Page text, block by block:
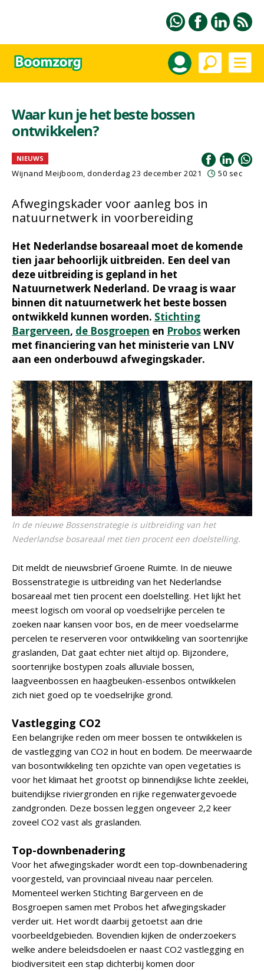
Waar kun je het beste bossen
ontwikkelen?
NIEUWS
Wijnand Meijboom, donderdag 23 december 2021 50 sec
Afwegingskader voor aanleg bos in
natuurnetwerk in voorbereiding
Het Nederlandse bosareaal moet de komende
tien jaar behoorlijk uitbreiden. Een deel van
deze uitbreiding is gepland in het
Natuurnetwerk Nederland. De vraag is waar
binnen dit natuurnetwerk het beste bossen
ontwikkeld kunnen worden. Stichting
Bargerveen, de Bosgroepen en Proboswerken
met financiering van het ministerie van LNV
aan een onderbouwd afwegingskader.
In de nieuwe Bossenstrategie is uitbreiding van het
Nederlandse bosareaal met tien procent een doelstelling.
Dit meldt de nieuwsbrief Groene Ruimte. In de nieuwe
Bossenstrategie is uitbreiding van het Nederlandse
bosareaal met tien procent een doelstelling. Het lijkt het
meest logisch om vooral op voedselrijke percelen te
zoeken naar kansen voor bos, en de meer voedselarme
percelen te reserveren voor ontwikkeling van soortenrijke
graslanden, Dat gaat echter niet altijd op. Bijzondere,
soortenrijke bostypen zoals alluviale bossen,
laagveenbossen en haagbeuken-essenbos ontwikkelen
zich niet goed op te voedselrijke grond.
Vastlegging CO2
Een belangrijke reden om meer bossen te ontwikkelen is
de vastlegging van CO2 in hout en bodem. De meerwaarde
van bosontwikkeling ten opzichte van open vegetaties is
voor het klimaat het grootst op binnendijkse lichte zeeklei,
buitendijkse riviergronden en rijke regenwatergevoede
zandgronden. Deze bossen leggen ongeveer 2,2 keer
zoveel CO2 vast als graslanden.
Top-downbenadering
Voor het afwegingskader wordt een top-downbenadering
voorgesteld, van provinciaal niveau naar percelen.
Momenteel werken Stichting Bargerveen en de
Bosgroepen samen met Probos het afwegingskader
verder uit. Het wordt daarbij getoetst aan drie
voorbeeldgebieden. Bovendien kijken de onderzoekers
welke andere beleidsdoelen er naast CO2 vastlegging en
biodiversiteit een stap dichterbij komen door